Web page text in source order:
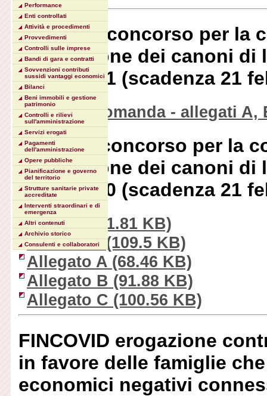
Bando di concorso per la
integrazione dei canoni di
Anno 2021 (scadenza 21
Bando - domanda - allegati A,
Bandi di concorso per la
integrazione dei canoni di
Anno 2020 (scadenza 21
Bando(381.81 KB)
Domanda(109.5 KB)
Allegato A (68.46 KB)
Allegato B (91.88 KB)
Allegato C (100.56 KB)
FINCOVID erogazione
in favore delle famiglie
economici negativi
Performance
Enti controllati
Attività e procedimenti
Provvedimenti
Controlli sulle imprese
Bandi di gara e contratti
Sovvenzioni contributi
sussidi vantaggi economici
Bilanci
Beni immobili e gestione
patrimonio
Controlli e rilievi
sull'amministrazione
Servizi erogati
Pagamenti
dell'amministrazione
Opere pubbliche
Pianificazione e governo
del territorio
Strutture sanitarie private
accreditate
Interventi straordinari e di
emergenza
Altri contenuti
Archivio storico
Consulenti e collaboratori